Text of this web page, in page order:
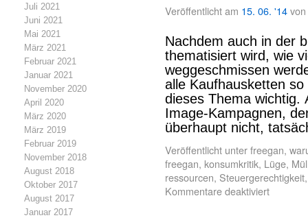
Juli 2021
Juni 2021
Mai 2021
März 2021
Februar 2021
Januar 2021
November 2020
April 2020
März 2020
März 2019
Februar 2019
November 2018
August 2018
Oktober 2017
August 2017
Januar 2017
Veröffentlicht am 15. 06. '14von
Nachdem auch in der
thematisiert wird, wie
weggeschmissen
alle Kaufhausketten
dieses Thema wichtig.
Image-Kampagnen,
überhaupt nicht,
Veröffentlicht unterfreegan,
freegan, konsumkritik, Lüge,
ressourcen, Steuergerechtigkeit
Kommentare deaktiviert